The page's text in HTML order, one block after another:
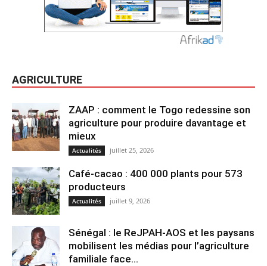
AGRICULTURE
ZAAP : comment le Togo redessine son
agriculture pour produire davantage et
mieux
Actualités juillet 25, 2026
Café-cacao : 400 000 plants pour 573
producteurs
Actualités juillet 9, 2026
Sénégal : le ReJPAH-AOS et les paysans
mobilisent les médias pour l’agriculture
familiale face...